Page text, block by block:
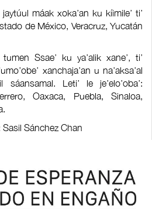
máak xoka’an ku kíimile’ ti’
de México, Veracruz, Yucatán
tumen Ssae’ ku ya’alik xane’, ti’
xanchaja’an u na’aksa’al
Leti’ le je’elo’oba’:
Oaxaca, Puebla, Sinaloa,
Sánchez Chan